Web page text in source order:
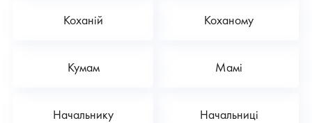
Коханій Коханому
Кумам Мамі
Начальнику Начальниці